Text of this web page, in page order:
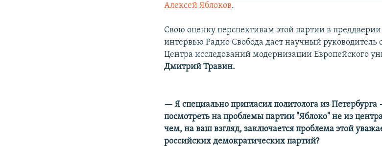
Алексей Яблоков.
Свою оценку перспективам этой партии в
интервью Радио Свобода дает научный руководитель
Центра исследований модернизации Европейского
Дмитрий Травин.
— Я специально пригласил политолога из
посмотреть на проблемы партии "Яблоко" не из
чем, на ваш взгляд, заключается проблема этой
российских демократических партий?